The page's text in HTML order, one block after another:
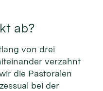
ab?
von drei
verzahnt
die Pastoralen
bei der